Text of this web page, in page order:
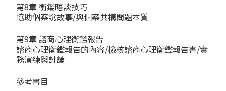
第8章 衡鑑晤談技巧
協助個案說故事/與個案共構問題本質
第9章 諮商心理衡鑑報告
諮商心理衡鑑報告的內容/檢核諮商心理衡鑑報告書/實
務演練與討論
參考書目